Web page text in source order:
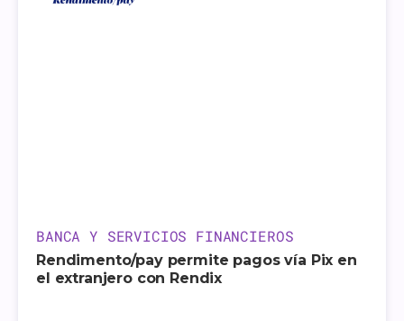
BANCA Y SERVICIOS FINANCIEROS
Rendimento/pay permite pagos vía Pix en
el extranjero con Rendix